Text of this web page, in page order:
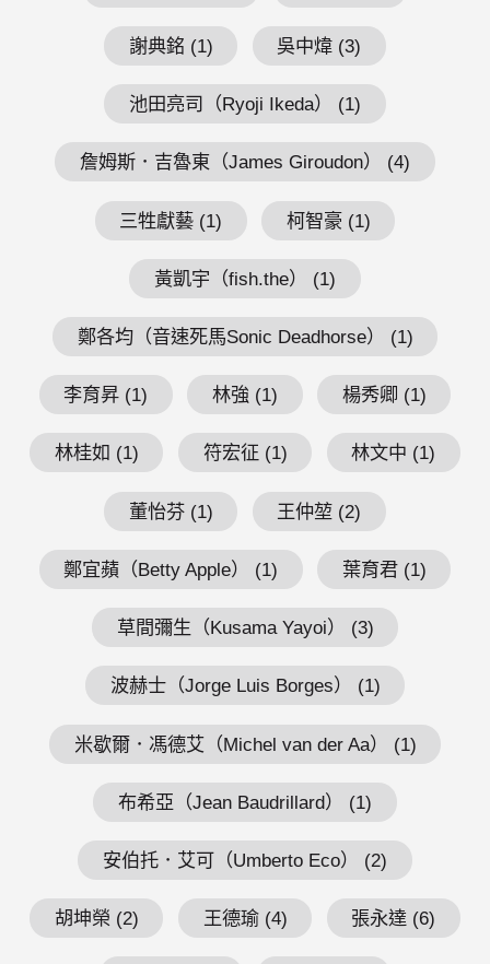
謝典銘 (1) 吳中煒 (3)
池田亮司（Ryoji Ikeda） (1)
詹姆斯．吉魯東（James Giroudon） (4)
三牲獻藝 (1) 柯智豪 (1)
黃凱宇（fish.the） (1)
鄭各均（音速死馬Sonic Deadhorse） (1)
李育昇 (1) 林強 (1) 楊秀卿 (1)
林桂如 (1) 符宏征 (1) 林文中 (1)
董怡芬 (1) 王仲堃 (2)
鄭宜蘋（Betty Apple） (1) 葉育君 (1)
草間彌生（Kusama Yayoi） (3)
波赫士（Jorge Luis Borges） (1)
米歇爾．馮德艾（Michel van der Aa） (1)
布希亞（Jean Baudrillard） (1)
安伯托．艾可（Umberto Eco） (2)
胡坤榮 (2) 王德瑜 (4) 張永達 (6)